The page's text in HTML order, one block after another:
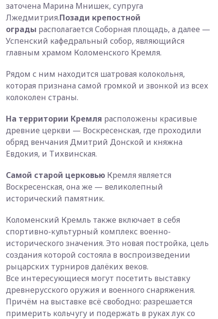
заточена Марина Мнишек, супруга
Лжедмитрия.Позади крепостной
ограды располагается Соборная площадь, а далее —
Успенский кафедральный собор, являющийся
главным храмом Коломенского Кремля.
Рядом с ним находится шатровая колокольня,
которая признана самой громкой и звонкой из всех
колоколен страны.
На территории Кремля расположены красивые
древние церкви — Воскресенская, где проходили
обряд венчания Дмитрий Донской и княжна
Евдокия, и Тихвинская.
Самой старой церковью Кремля является
Воскресенская, она же — великолепный
исторический памятник.
Коломенский Кремль также включает в себя
спортивно-культурный комплекс военно-
исторического значения. Это новая постройка, цель
создания которой состояла в воспроизведении
рыцарских турниров далёких веков.
Все интересующиеся могут посетить выставку
древнерусского оружия и военного снаряжения.
Причём на выставке всё свободно: разрешается
примерить кольчугу и подержать в руках лук со